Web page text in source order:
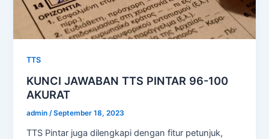
TTS
KUNCI JAWABAN TTS PINTAR 96-100
AKURAT
admin /September 18, 2023
TTS Pintar juga dilengkapi dengan fitur petunjuk,